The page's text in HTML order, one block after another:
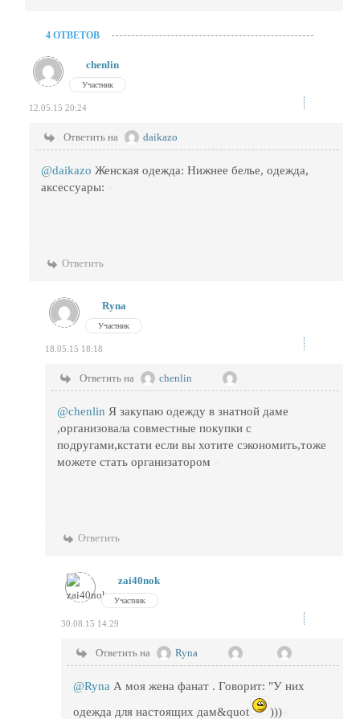
4 ОТВЕТОВ
chenlin
Участник
12.05.15 20:24
Ответить на daikazo
@daikazo Женская одежда: Нижнее белье, одежда,
аксессуары:
Ответить
Ryna
Участник
18.05.15 18:18
Ответить на chenlin
@chenlin Я закупаю одежду в знатной даме
,организовала совместные покупки с
подругами,кстати если вы хотите сэкономить,тоже
можете стать организатором
Ответить
zai40nok
Участник
30.08.15 14:29
Ответить на Ryna
@Ryna А моя жена фанат . Говорит: "У них
одежда для настоящих дам&quot
)))